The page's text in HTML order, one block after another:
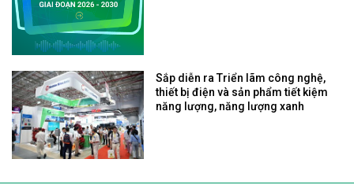
Sắp diễn ra Triển lãm công nghệ,
thiết bị điện và sản phẩm tiết kiệm
năng lượng, năng lượng xanh